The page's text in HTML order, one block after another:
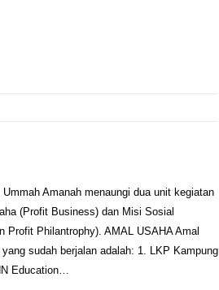
Amanah menaungi dua unit kegiatan
(Profit Business) dan Misi Sosial
Profit Philantrophy). AMAL USAHA Amal
sudah berjalan adalah: 1. LKP Kampung
Education…